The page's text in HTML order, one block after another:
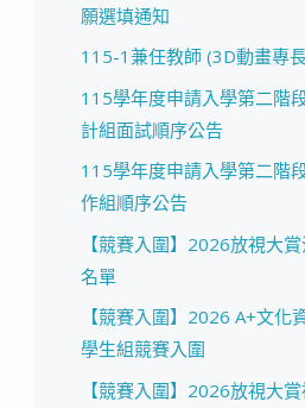
願選填通知
115-1兼任教師 (3D動畫專
115學年度申請入學第二階
計組面試順序公告
115學年度申請入學第二階
作組順序公告
【競賽入圍】2026放視大
名單
【競賽入圍】2026 A+文化
學生組競賽入圍
【競賽入圍】2026放視大